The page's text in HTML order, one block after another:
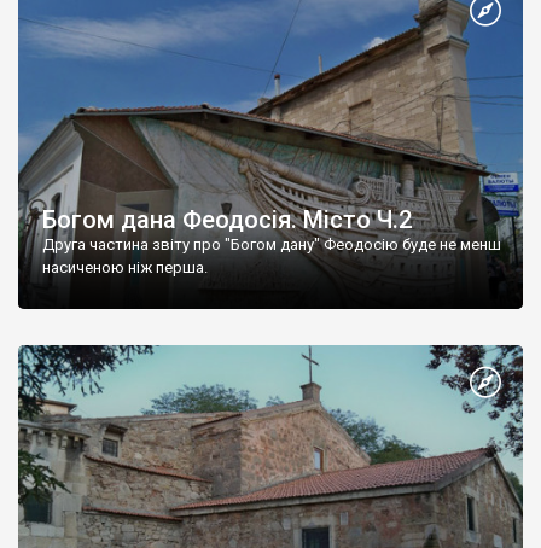
Богом дана Феодосія. Місто Ч.2
Друга частина звіту про "Богом дану" Феодосію буде не менш
насиченою ніж перша.